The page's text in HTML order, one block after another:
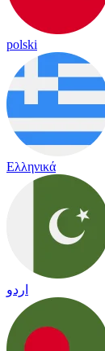
polski
Ελληνικά
اردو